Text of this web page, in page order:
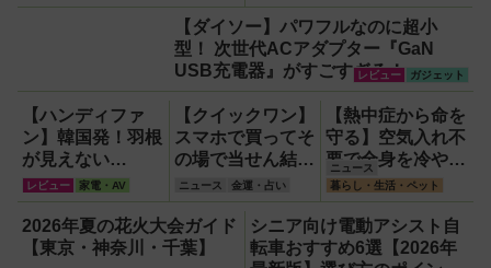
【ダイソー】パワフルなのに超小
型！ 次世代ACアダプター『GaN
USB充電器』がすごすぎる！
レビュー ガジェット
【ハンディファ
ン】韓国発！羽根
が見えない
『baramood（パ
ラムード）』4種
使い比べ
レビュー 家電・AV
【クイックワン】
スマホで買ってそ
の場で当せん結果
がわかるネット専
用宝くじのしくみ
と買い方
ニュース 金運・占い
【熱中症から命を
守る】空気入れ不
要で全身を冷やす
『ワンタッチアイ
スバス』。子ども
たちのスポーツ現
場に1台置くべき
ニュース
暮らし・生活・ペット
2026年夏の花火大会ガイド
【東京・神奈川・千葉】
シニア向け電動アシスト自
転車おすすめ6選【2026年